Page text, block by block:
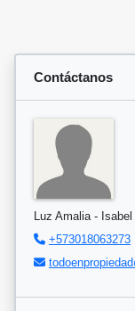
Contáctanos
Luz Amalia -
+573018063273